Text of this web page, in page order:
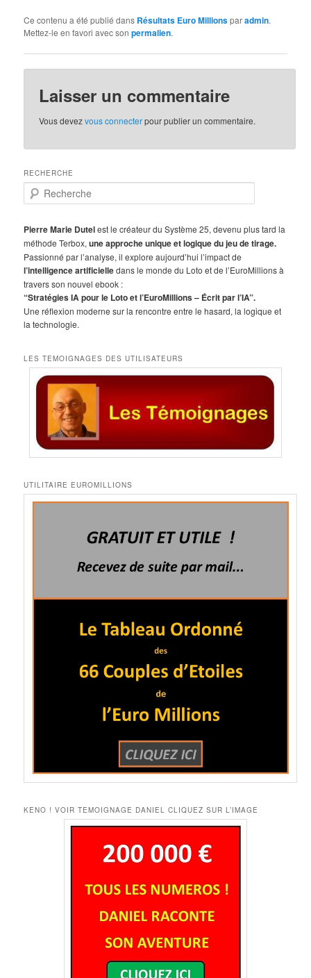
Ce contenu a été publié dans Résultats Euro Millionsparadmin.
Mettez-le en favori avec sonpermalien.
Laisser un commentaire
Vous devezvous connecterpour publier un commentaire.
RECHERCHE
e
h
e
r
c
h
e
Pierre Marie Dutelest le créateur du Système 25, devenu plus tard la
méthode Terbox,une approche unique et logique du jeu de tirage.
Passionné par l’analyse, il explore aujourd’hui l’impact de
l’intelligence artificielledans le monde du Loto et de l’EuroMillions à
travers son nouvel ebook :
“Stratégies IA pour le Loto et l’EuroMillions – Écrit par l’IA”.
Une réflexion moderne sur la rencontre entre le hasard, la logique et
la technologie.
LES TEMOIGNAGES DES UTILISATEURS
UTILITAIRE EUROMILLIONS
KENO ! VOIR TEMOIGNAGE DANIEL CLIQUEZ SUR L’IMAGE